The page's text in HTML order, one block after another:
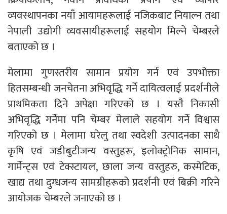
व्यवस्थापनका नयाँ आयामहरूलाई नजिकबाट नियाल्न तथा
नेपाली उद्योगी व्यवसायीहरूलाई सहयोेग मिल्ने चेम्बरले
बताएको छ ।
मेलामा गुणस्तरीय सामान प्रयोग गर्न एवं उपभोक्ता
हितसम्बन्धी जनचेतना अभिवृृद्धि गर्ने दायित्वलाई प्रदर्शनीले
प्राथमिकता दिने अपेक्षा गरिएको छ । यस्तै निकासी
अभिवृद्धि गर्नेमा पनि चेम्बर मेलाले सहयोग गर्ने विश्वास
गरिएको छ । मेलामा घरेलु तथा स्वदेशी उत्पादनका साथै
कृषि एवं जडीबुटीजन्य वस्तुहरू, इलोक्ट्रोनिक सामान,
गार्मेन्ट्स एवं टेक्स्टायल, छाला जन्य वस्तुहरु, कस्मेटिक,
खाद्य तथा दुग्धजन्य सामग्रीहरूको प्रदर्शनी एवं बिक्री गरिने
आयोजक चेम्बरले जनाएको छ ।